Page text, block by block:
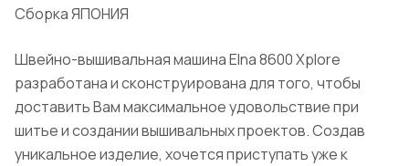
Сборка ЯПОНИЯ
Швейно-вышивальная машина Elna 8600 Xplore
разработана и сконструирована для того, чтобы
доставить Вам максимальное удовольствие при
шитье и создании вышивальных проектов. Создав
уникальное изделие, хочется приступать уже к